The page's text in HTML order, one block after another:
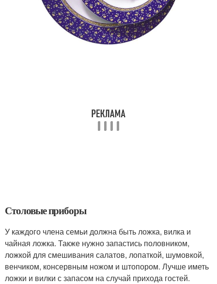
Столовые приборы
У каждого члена семьи должна быть ложка, вилка и
чайная ложка. Также нужно запастись половником,
ложкой для смешивания салатов, лопаткой, шумовкой,
венчиком, консервным ножом и штопором. Лучше иметь
ложки и вилки с запасом на случай прихода гостей.